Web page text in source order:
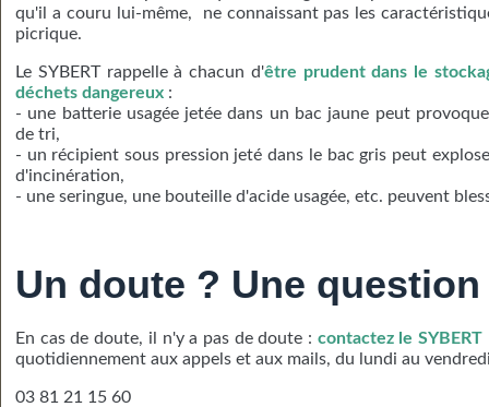
qu'il a couru lui-même, ne connaissant pas les
picrique.
Le SYBERT rappelle à chacun d'être prudent dans le
déchets dangereux :
- une batterie usagée jetée dans un bac jaune peut
de tri,
- un récipient sous pression jeté dans le bac gris peut
d'incinération,
- une seringue, une bouteille d'acide usagée, etc. peuvent
Un doute ? Une
En cas de doute, il n'y a pas de doute : contactez le SYBERT
quotidiennement aux appels et aux mails, du lundi au
03 81 21 15 60